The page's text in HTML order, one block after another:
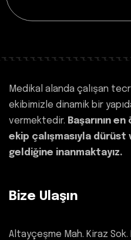
Medikal alanda çalışan
ekibimizle dinamik bir
vermektedir. Başarının
ekip çalışmasıyla
geldiğine inanmaktayız.
Bize Ulaşın
Altayçeşme Mah. Kiraz